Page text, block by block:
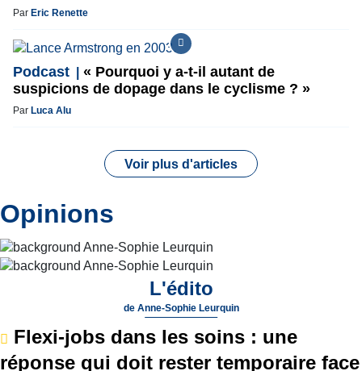
Par Eric Renette
Podcast
« Pourquoi y a-t-il autant de
suspicions de dopage dans le cyclisme ? »
Par Luca Alu
Voir plus d'articles
Opinions
L'édito
de Anne-Sophie Leurquin
Flexi-jobs dans les soins : une
réponse qui doit rester temporaire face